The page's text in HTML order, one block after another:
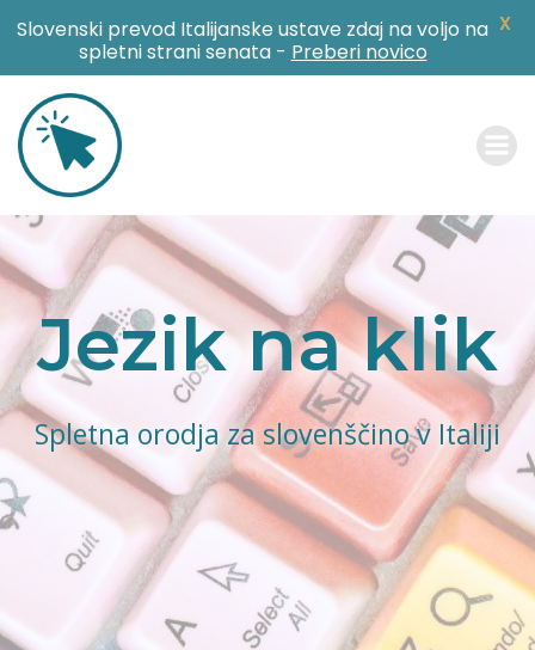
Jezik na klik
Spletna orodja za slovenščino v Italiji
Slovenski prevod Italijanske ustave zdaj na voljo na
spletni strani senata - Preberi novico
X